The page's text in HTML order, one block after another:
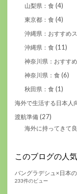
山梨県：食 (4)
東京都：食 (4)
沖縄県：おすすめ
沖縄県：食 (11)
神奈川県：おすす
神奈川県：食 (6)
秋田県：食 (1)
海外で生活する日本人
渡航準備 (27)
海外に持ってきて
このブログの人
バングラデシュ×日本
233件のビュー